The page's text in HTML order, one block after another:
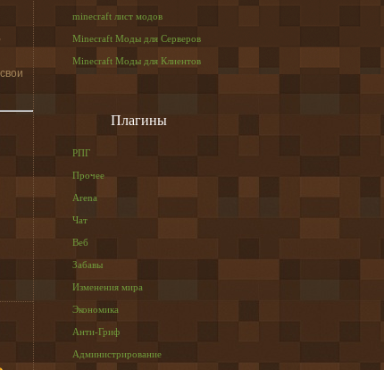
minecraft лист модов
Minecraft Моды для Серверов
Minecraft Моды для Клиентов
Плагины
РПГ
Прочее
Arena
Чат
Веб
Забавы
Изменения мира
Экономика
Анти-Гриф
Администрирование